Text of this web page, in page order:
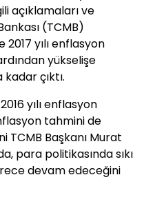
açıklamaları ve
(TCMB)
yılı enflasyon
yükselişe
çıktı.
yılı enflasyon
tahmini de
TCMB Başkanı Murat
para politikasında sıkı
devam edeceğini